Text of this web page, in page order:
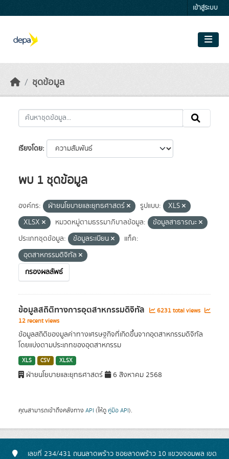
เข้าสู่ระบบ
ชุดข้อมูล
เรียงโดย
พบ 1 ชุดข้อมูล
องค์กร: ฝ่ายนโยบายและยุทธศาสตร์ รูปแบบ:
XLS
XLSX
หมวดหมู่ตามธรรมาภิบาลข้อมูล:
ข้อมูลสาธารณะ
ประเภทชุดข้อมูล:
ข้อมูลระเบียน
แท็ค:
อุตสาหกรรมดิจิทัล
กรองผลลัพธ์
ข้อมูลสถิติทางการอุตสาหกรรมดิจิทัล
6231 total views
12 recent views
ข้อมูลสถิติของมูลค่าทางเศรษฐกิจที่เกิดขึ้นจากอุตสาหกรรมดิจิทัล
โดยแบ่งตามประเภทของอุตสาหกรรม
XLS CSV XLSX
ฝ่ายนโยบายและยุทธศาสตร์ 6 สิงหาคม 2568
คุณสามารถเข้าถึงคลังทาง API (ให้ดู คู่มือ API).
เลขที่ 234/431 ถนนลาดพร้าว ซอยลาดพร้าว 10 แขวงจอมพล เขต